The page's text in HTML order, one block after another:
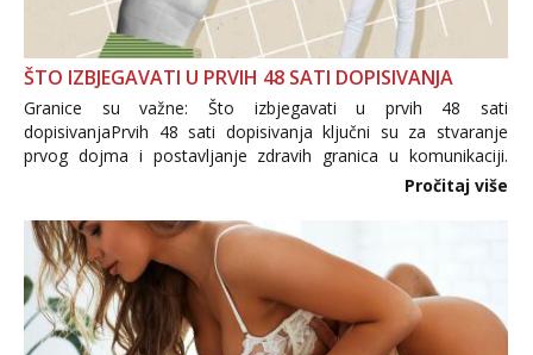
ŠTO IZBJEGAVATI U PRVIH 48 SATI DOPISIVANJA
Granice su važne: Što izbjegavati u prvih 48 sati
dopisivanjaPrvih 48 sati dopisivanja ključni su za stvaranje
prvog dojma i postavljanje zdravih granica u komunikaciji.
Važno je izbjeći prebrzo otkrivanje osobnih ili intimnih
informacija, jer nepoznata osoba još nije zaslužila to
povjerenje. Takođe...
Pročitaj više